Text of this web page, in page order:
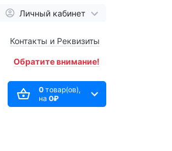
Личный кабинет
Контакты и Реквизиты
Обратите внимание!
0товар(ов),
на 0₽